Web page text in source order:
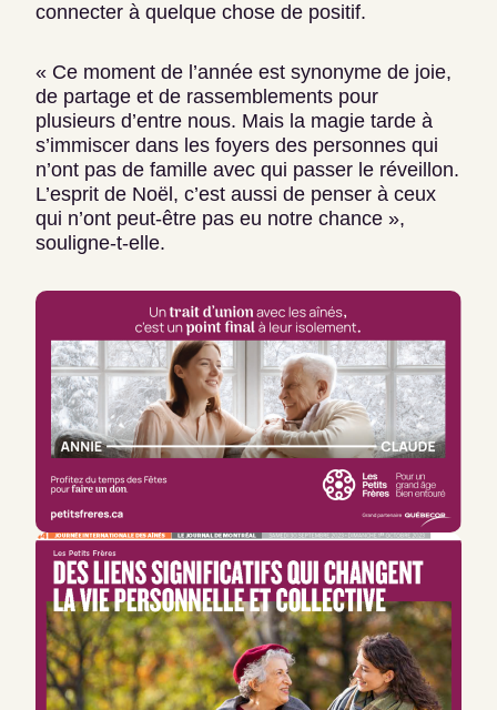
connecter à quelque chose de positif.
« Ce moment de l’année est synonyme de joie,
de partage et de rassemblements pour
plusieurs d’entre nous. Mais la magie tarde à
s’immiscer dans les foyers des personnes qui
n’ont pas de famille avec qui passer le réveillon.
L’esprit de Noël, c’est aussi de penser à ceux
qui n’ont peut-être pas eu notre chance »,
souligne-t-elle.